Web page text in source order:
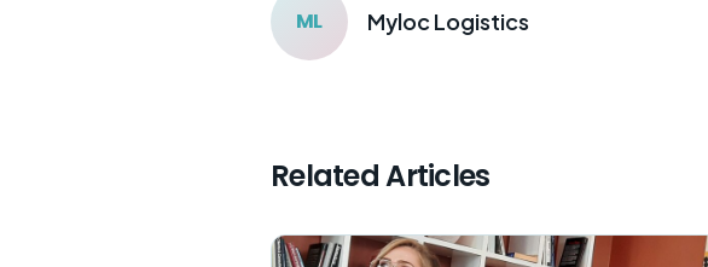
ML Myloc Logistics
Related Articles